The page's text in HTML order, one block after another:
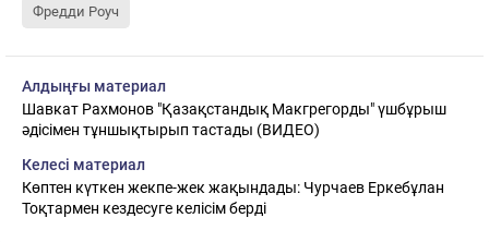
Фредди Роуч
Алдыңғы материал
Шавкат Рахмонов "Қазақстандық Макгрегорды" үшбұрыш
әдісімен тұншықтырып тастады (ВИДЕО)
Келесі материал
Көптен күткен жекпе-жек жақындады: Чурчаев Еркебұлан
Тоқтармен кездесуге келісім берді